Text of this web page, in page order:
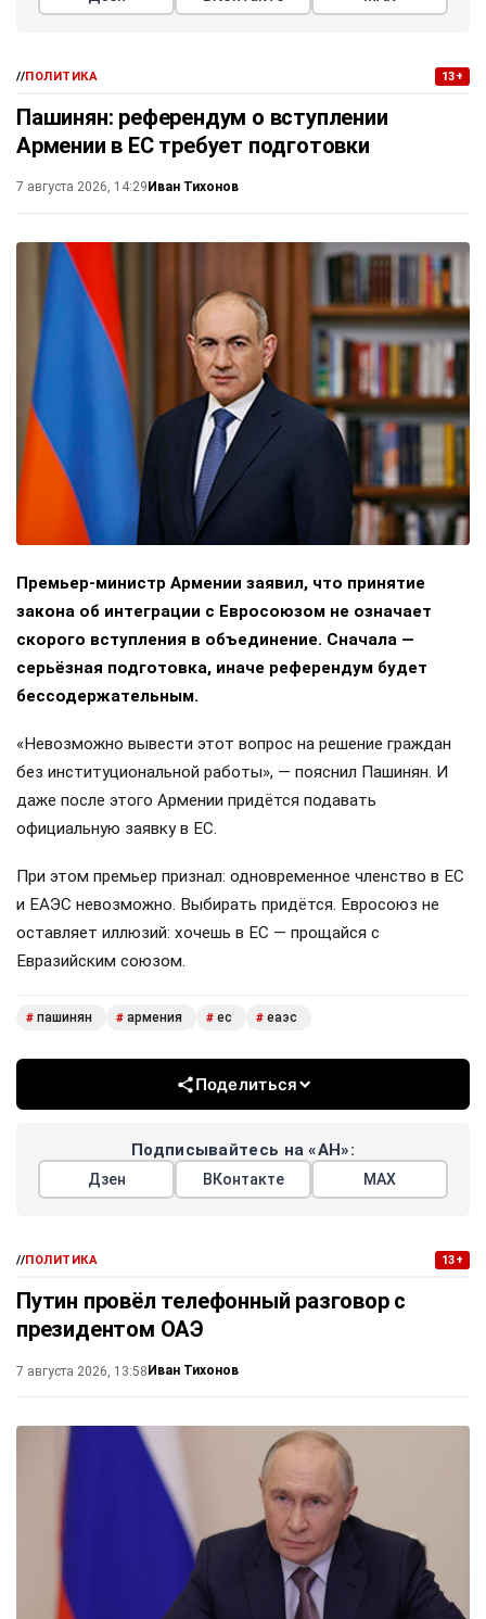
//ПОЛИТИКА 13+
Пашинян: референдум о вступлении
Армении в ЕС требует подготовки
7 августа 2026, 14:29 Иван Тихонов
Премьер-министр Армении заявил, что принятие
закона об интеграции с Евросоюзом не означает
скорого вступления в объединение. Сначала —
серьёзная подготовка, иначе референдум будет
бессодержательным.
«Невозможно вывести этот вопрос на решение граждан
без институциональной работы», — пояснил Пашинян. И
даже после этого Армении придётся подавать
официальную заявку в ЕС.
При этом премьер признал: одновременное членство в ЕС
и ЕАЭС невозможно. Выбирать придётся. Евросоюз не
оставляет иллюзий: хочешь в ЕС — прощайся с
Евразийским союзом.
# пашинян # армения # ес # еаэс
Поделиться
Подписывайтесь на «АН»:
Дзен ВКонтакте МАХ
//ПОЛИТИКА 13+
Путин провёл телефонный разговор с
президентом ОАЭ
7 августа 2026, 13:58 Иван Тихонов